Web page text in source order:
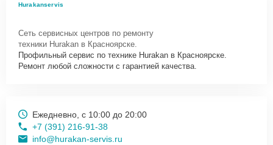
Hurakanservis
Сеть сервисных центров по ремонту
техники Hurakan в Красноярске.
Профильный сервис по технике Hurakan в Красноярске.
Ремонт любой сложности с гарантией качества.
Ежедневно, с 10:00 до 20:00
+7 (391) 216-91-38
info@hurakan-servis.ru